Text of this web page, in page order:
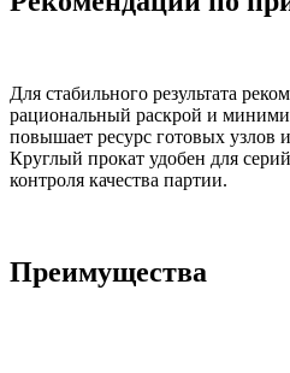
Для стабильного результата
рациональный раскрой и
повышает ресурс готовых узлов
Круглый прокат удобен для
контроля качества партии.
Преимущества